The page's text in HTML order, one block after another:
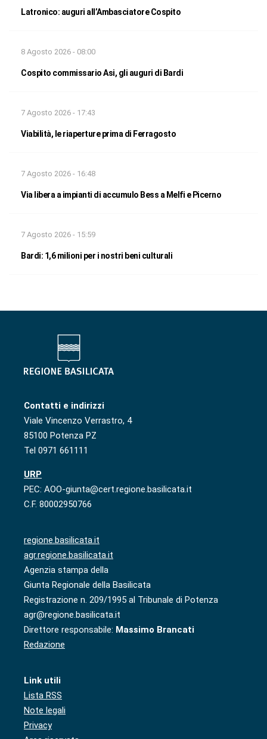
Latronico: auguri all’Ambasciatore Cospito
8 Agosto 2026 - 08:00
Cospito commissario Asi, gli auguri di Bardi
7 Agosto 2026 - 17:43
Viabilità, le riaperture prima di Ferragosto
7 Agosto 2026 - 16:48
Via libera a impianti di accumulo Bess a Melfi e Picerno
7 Agosto 2026 - 15:59
Bardi: 1,6 milioni per i nostri beni culturali
Contatti e indirizzi
Viale Vincenzo Verrastro, 4
85100 Potenza PZ
Tel 0971 661111
URP
PEC: AOO-giunta@cert.regione.basilicata.it
C.F. 80002950766
regione.basilicata.it
agr.regione.basilicata.it
Agenzia stampa della
Giunta Regionale della Basilicata
Registrazione n. 209/1995 al Tribunale di Potenza
agr@regione.basilicata.it
Direttore responsabile: Massimo Brancati
Redazione
Link utili
Lista RSS
Note legali
Privacy